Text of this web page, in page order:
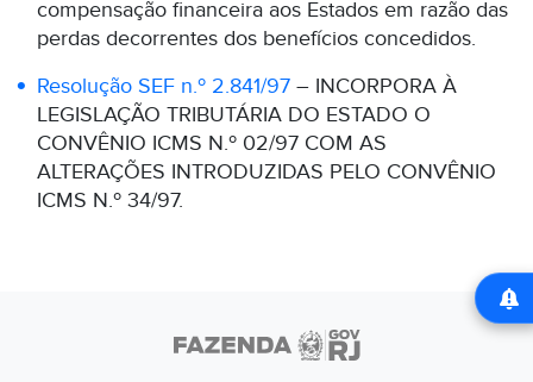
compensação financeira aos Estados em razão das
perdas decorrentes dos benefícios concedidos.
Resolução SEF n.º 2.841/97 – INCORPORA À
LEGISLAÇÃO TRIBUTÁRIA DO ESTADO O
CONVÊNIO ICMS N.º 02/97 COM AS
ALTERAÇÕES INTRODUZIDAS PELO CONVÊNIO
ICMS N.º 34/97.